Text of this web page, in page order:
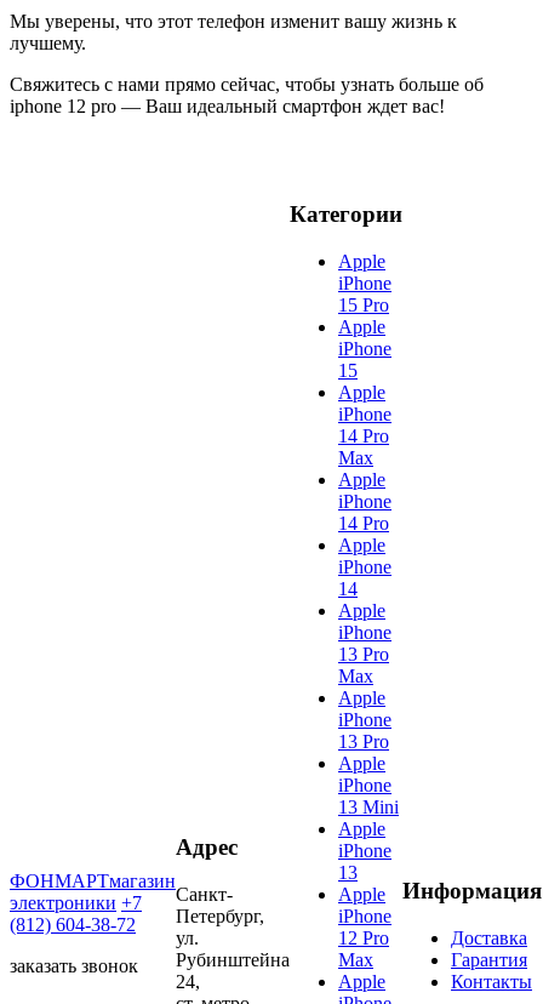
Мы уверены, что этот телефон изменит вашу жизнь к
лучшему.
Свяжитесь с нами прямо сейчас, чтобы узнать больше об
iphone 12 pro — Ваш идеальный смартфон ждет вас!
ФОНМАРТмагазин
электроники +7
(812) 604-38-72
заказать звонок
Адрес
Санкт-
Петербург,
ул.
Рубинштейна
24,
Категории
Apple
iPhone
15 Pro
Apple
iPhone
15
Apple
iPhone
14 Pro
Max
Apple
iPhone
14 Pro
Apple
iPhone
14
Apple
iPhone
13 Pro
Max
Apple
iPhone
13 Pro
Apple
iPhone
13 Mini
Apple
iPhone
13
Apple
iPhone
12 Pro
Max
Apple
Информация
Доставка
Гарантия
Контакты